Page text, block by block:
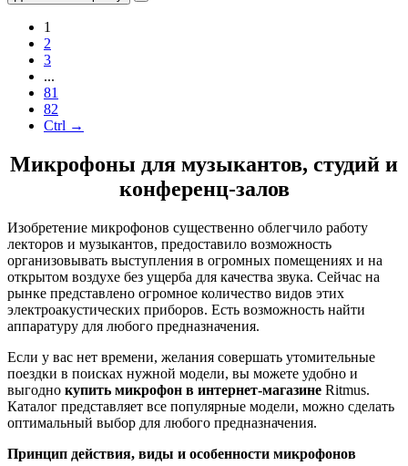
1
2
3
...
81
82
Ctrl →
Микрофоны для музыкантов, студий и
конференц-залов
Изобретение микрофонов существенно облегчило работу
лекторов и музыкантов, предоставило возможность
организовывать выступления в огромных помещениях и на
открытом воздухе без ущерба для качества звука. Сейчас на
рынке представлено огромное количество видов этих
электроакустических приборов. Есть возможность найти
аппаратуру для любого предназначения.
Если у вас нет времени, желания совершать утомительные
поездки в поисках нужной модели, вы можете удобно и
выгодно купить микрофон в интернет-магазине Ritmus.
Каталог представляет все популярные модели, можно сделать
оптимальный выбор для любого предназначения.
Принцип действия, виды и особенности микрофонов